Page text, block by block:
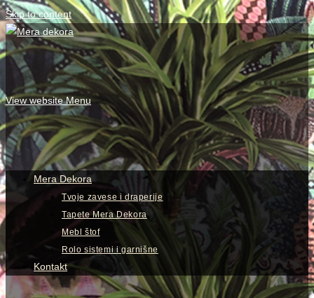
Skip to content
View website Menu
Mera Dekora
Tvoje zavese i draperije
Tapete Mera Dekora
Mebl štof
Rolo sistemi i garnišne
Kontakt